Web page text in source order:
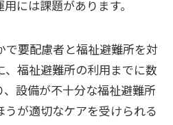
には課題があります。
で要配慮者と福祉避難所を対
福祉避難所の利用までに数
設備が不十分な福祉避難所
うが適切なケアを受けられる